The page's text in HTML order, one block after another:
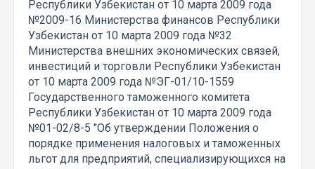
Республики Узбекистан от 10 марта 2009 года
№2009-16 Министерства финансов Республики
Узбекистан от 10 марта 2009 года №32
Министерства внешних экономических связей,
инвестиций и торговли Республики Узбекистан
от 10 марта 2009 года №ЭГ-01/10-1559
Государственного таможенного комитета
Республики Узбекистан от 10 марта 2009 года
№01-02/8-5 "Об утверждении Положения о
порядке применения налоговых и таможенных
льгот для предприятий, специализирующихся на